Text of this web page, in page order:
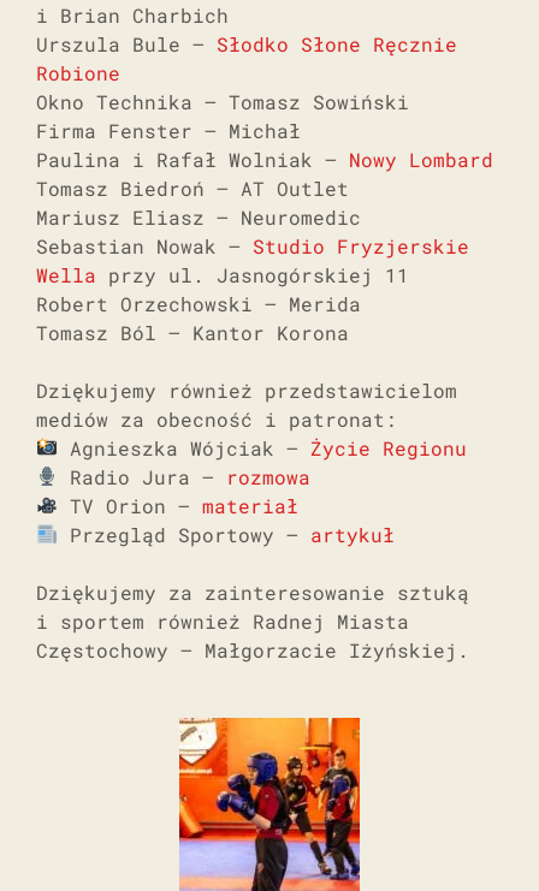
i Brian Charbich
Urszula Bule – Słodko Słone Ręcznie
Robione
Okno Technika – Tomasz Sowiński
Firma Fenster – Michał
Paulina i Rafał Wolniak – Nowy Lombard
Tomasz Biedroń – AT Outlet
Mariusz Eliasz – Neuromedic
Sebastian Nowak – Studio Fryzjerskie
Wella przy ul. Jasnogórskiej 11
Robert Orzechowski – Merida
Tomasz Ból – Kantor Korona
Dziękujemy również przedstawicielom
mediów za obecność i patronat:
Agnieszka Wójciak – Życie Regionu
Radio Jura – rozmowa
TV Orion –materiał
Przegląd Sportowy – artykuł
Dziękujemy za zainteresowanie sztuką
i sportem również Radnej Miasta
Częstochowy – Małgorzacie Iżyńskiej.